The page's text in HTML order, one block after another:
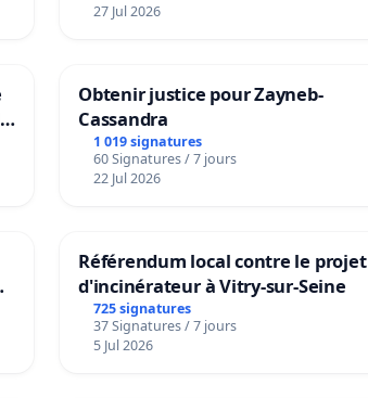
27 Jul 2026
Obtenir justice pour Zayneb-
Cassandra
1 019 signatures
60 Signatures / 7 jours
22 Jul 2026
Référendum local contre le projet
d'incinérateur à Vitry-sur-Seine
725 signatures
37 Signatures / 7 jours
5 Jul 2026